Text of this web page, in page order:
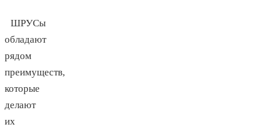
ШРУСы
обладают
рядом
преимуществ,
которые
делают
их